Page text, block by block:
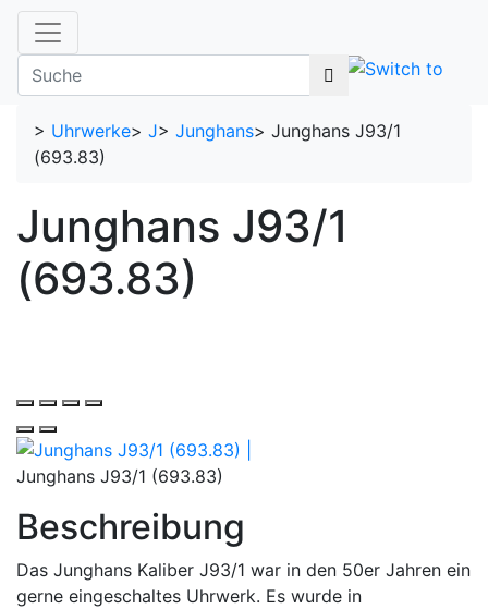
> Uhrwerke> J> Junghans> Junghans J93/1
(693.83)
Junghans J93/1
(693.83)
Junghans J93/1 (693.83)
Beschreibung
Das Junghans Kaliber J93/1 war in den 50er Jahren ein
gerne eingeschaltes Uhrwerk. Es wurde in